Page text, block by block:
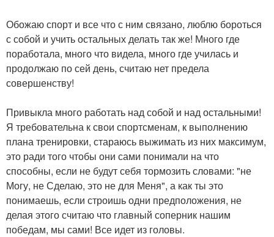
Обожаю спорт и все что с ним связано, люблю бороться
с собой и учить остальных делать так же! Много где
поработала, много что видела, много где училась и
продолжаю по сей день, считаю нет предела
совершенству!
Привыкла много работать над собой и над остальными!
Я требовательна к свои спортсменам, к выполнению
плана тренировки, стараюсь выжимать из них максимум,
это ради того чтобы они сами понимали на что
способны, если не будут себя тормозить словами: "не
Могу, не Сделаю, это не для Меня", а как ты это
понимаешь, если строишь одни предположения, не
делая этого считаю что главный соперник нашим
победам, мы сами! Все идет из головы.